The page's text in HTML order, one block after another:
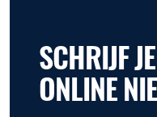
SCHRIJF
ONLINE